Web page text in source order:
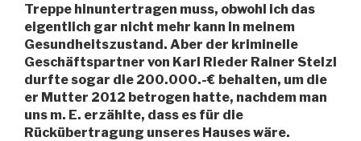
Treppe hinuntertragen muss, obwohl ich das
eigentlich gar nicht mehr kann in meinem
Gesundheitszustand. Aber der kriminelle
Geschäftspartner von Karl Rieder Rainer Stelzl
durfte sogar die 200.000.-€ behalten, um die
er Mutter 2012 betrogen hatte, nachdem man
uns m. E. erzählte, dass es für die
Rückübertragung unseres Hauses wäre.